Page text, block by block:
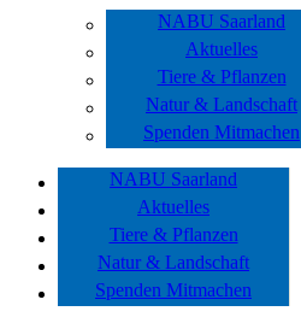
NABU Saarland
Aktuelles
Tiere & Pflanzen
Natur & Landschaft
Spenden Mitmachen
NABU Saarland
Aktuelles
Tiere & Pflanzen
Natur & Landschaft
Spenden Mitmachen